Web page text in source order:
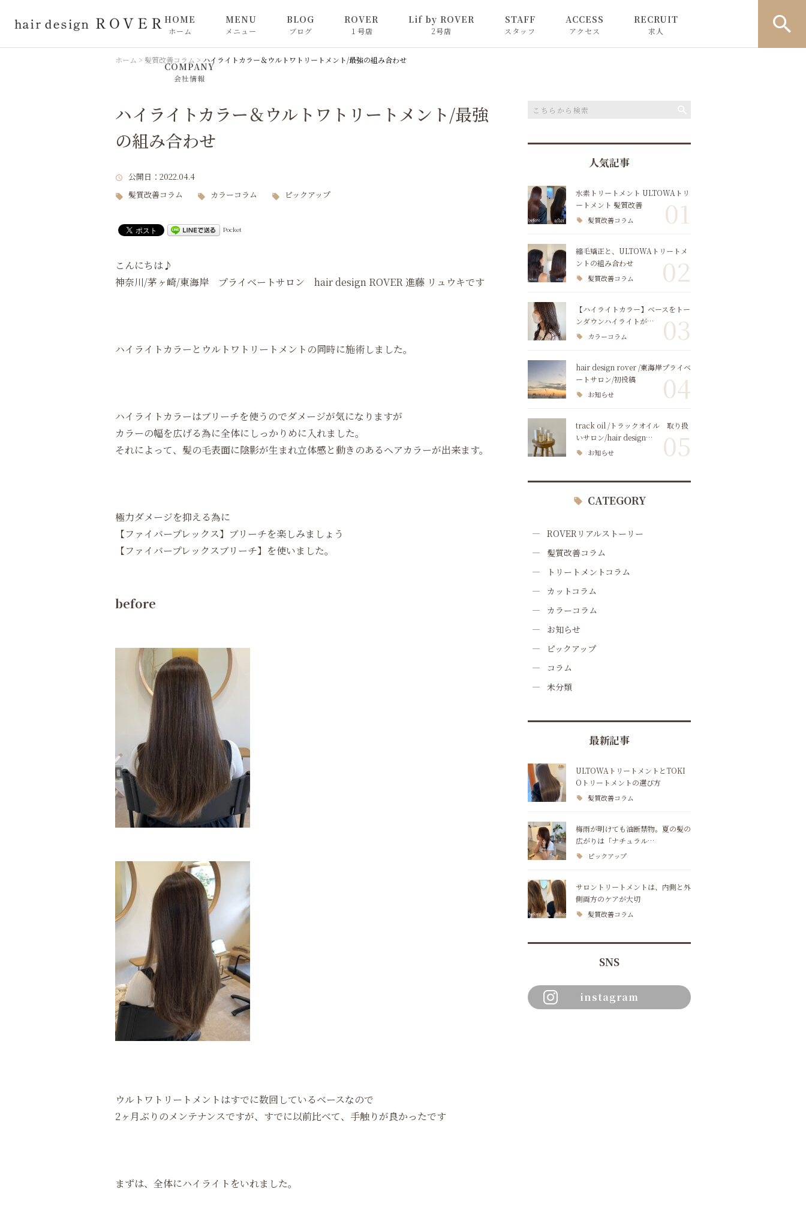
HOME
ホーム
MENU
メニュー
カット
BLOG
ブログ
ROVER
１号店
Lif by ROVER
2号店
STAFF
スタッフ
ACCESS
アクセス
RECRUIT
求人
COMPANY
会社情報
ホーム > 髪質改善コラム > ハイライトカラー＆ウルトワトリートメント/最強の組み合わせ
ハイライトカラー＆ウルトワトリートメント/最強
の組み合わせ
公開日 ：2022.04.4
髪質改善コラム
カラーコラム ピックアップ
Pocket
こんにちは♪
神奈川/茅ヶ崎/東海岸 プライベートサロン hair design ROVER 進藤 リュウキです
ハイライトカラーとウルトワトリートメントの同時に施術しました。
ハイライトカラーはブリーチを使うのでダメージが気になりますが
カラーの幅を広げる為に全体にしっかりめに入れました。
それによって、髪の毛表面に陰影が生まれ立体感と動きのあるヘアカラーが出来ます。
極力ダメージを抑える為に
【ファイバープレックス】ブリーチを楽しみましょう
【ファイバープレックスブリーチ】を使いました。
before
ウルトワトリートメントはすでに数回しているベースなので
2ヶ月ぶりのメンテナンスですが、すでに以前比べて、手触りが良かったです
まずは、全体にハイライトをいれました。
人気記事
水素トリートメント ULTOWAトリ
ートメント 髪質改善
髪質改善コラム 01
縮毛矯正と、ULTOWAトリートメ
ントの組み合わせ
髪質改善コラム 02
【ハイライトカラー】ベースをトー
ンダウンハイライトが…
カラーコラム 03
hair design rover /東海岸プライベ
ートサロン/初投稿
お知らせ 04
track oil /トラックオイル 取り扱
いサロン/hair design…
お知らせ 05
CATEGORY
ROVERリアルストーリー
髪質改善コラム
トリートメントコラム
カットコラム
カラーコラム
お知らせ
ピックアップ
コラム
未分類
最新記事
ULTOWAトリートメントとTOKI
Oトリートメントの選び方
髪質改善コラム
梅雨が明けても油断禁物。夏の髪の
広がりは「ナチュラル…
ピックアップ
サロントリートメントは、内側と外
側両方のケアが大切
髪質改善コラム
SNS
instagram